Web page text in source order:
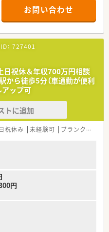
全国転勤を避けたいがクリニック
されたい方にもおすすめです。
の成長性もある優良企業です。
長が毎年手書きのバースデーカー
り、社員を大事にしている姿勢は
ません。
ます。
フィードバックを定期面談で実
ジャーだけでなく、部長もこまめ
リングされていますので、頑張っ
タリの職場です。
率の良さにも繋がっています。
の配属先を検討しており、社員一
せて配属店舗の提案、職場環境の
％という水準を保っています。
によって契約社員など雇用形態
軟な環境です。
需しており、幅広い年齢層の患者
お問い合わせ
： 727401
日祝休＆年収700万円相談
から徒歩5分（車通勤が便利
アップ可
トに追加
祝休み 未経験可 ブランク可
円